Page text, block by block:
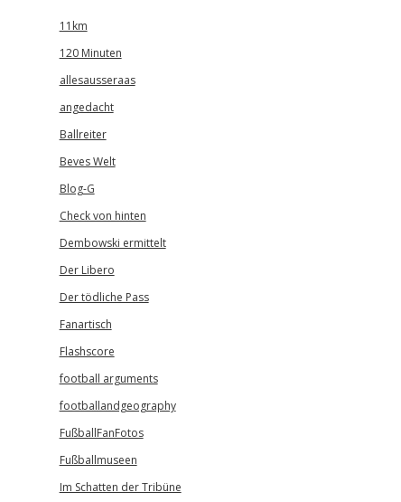
11km
120 Minuten
allesausseraas
angedacht
Ballreiter
Beves Welt
Blog-G
Check von hinten
Dembowski ermittelt
Der Libero
Der tödliche Pass
Fanartisch
Flashscore
football arguments
footballandgeography
FußballFanFotos
Fußballmuseen
Im Schatten der Tribüne